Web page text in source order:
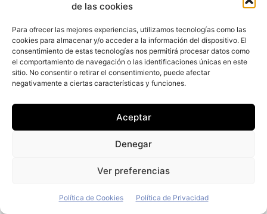
de las cookies
Para ofrecer las mejores experiencias, utilizamos tecnologías como las
cookies para almacenar y/o acceder a la información del dispositivo. El
consentimiento de estas tecnologías nos permitirá procesar datos como
el comportamiento de navegación o las identificaciones únicas en este
sitio. No consentir o retirar el consentimiento, puede afectar
negativamente a ciertas características y funciones.
Aceptar
Denegar
Ver preferencias
Política de Cookies Política de Privacidad